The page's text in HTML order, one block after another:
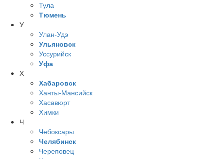
Тула
Тюмень
У
Улан-Удэ
Ульяновск
Уссурийск
Уфа
Х
Хабаровск
Ханты-Мансийск
Хасавюрт
Химки
Ч
Чебоксары
Челябинск
Череповец